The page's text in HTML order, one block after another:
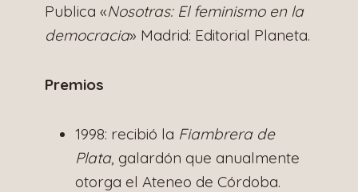
Publica «Nosotras: El feminismo en la
democracia» Madrid: Editorial Planeta.
Premios
1998: recibió la Fiambrera de
Plata, galardón que anualmente
otorga el Ateneo de Córdoba.​